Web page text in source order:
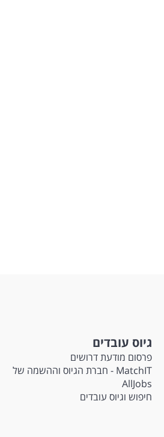
גיוס עובדים
פרסום מודעת דרושים
MatchIT - חברת הגיוס וההשמה של
AllJobs
חיפוש וגיוס עובדים